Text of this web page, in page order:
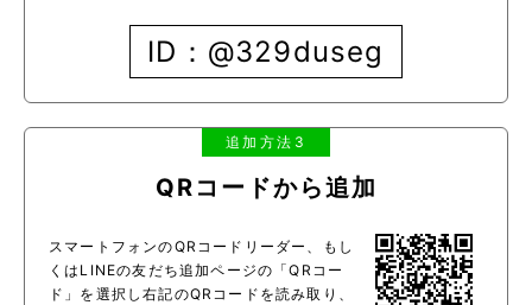
ID：@329duseg
追加方法3
QRコードから追加
スマートフォンのQRコードリーダー、もし
くはLINEの友だち追加ページの「QRコー
ド」を選択し右記のQRコードを読み取り、